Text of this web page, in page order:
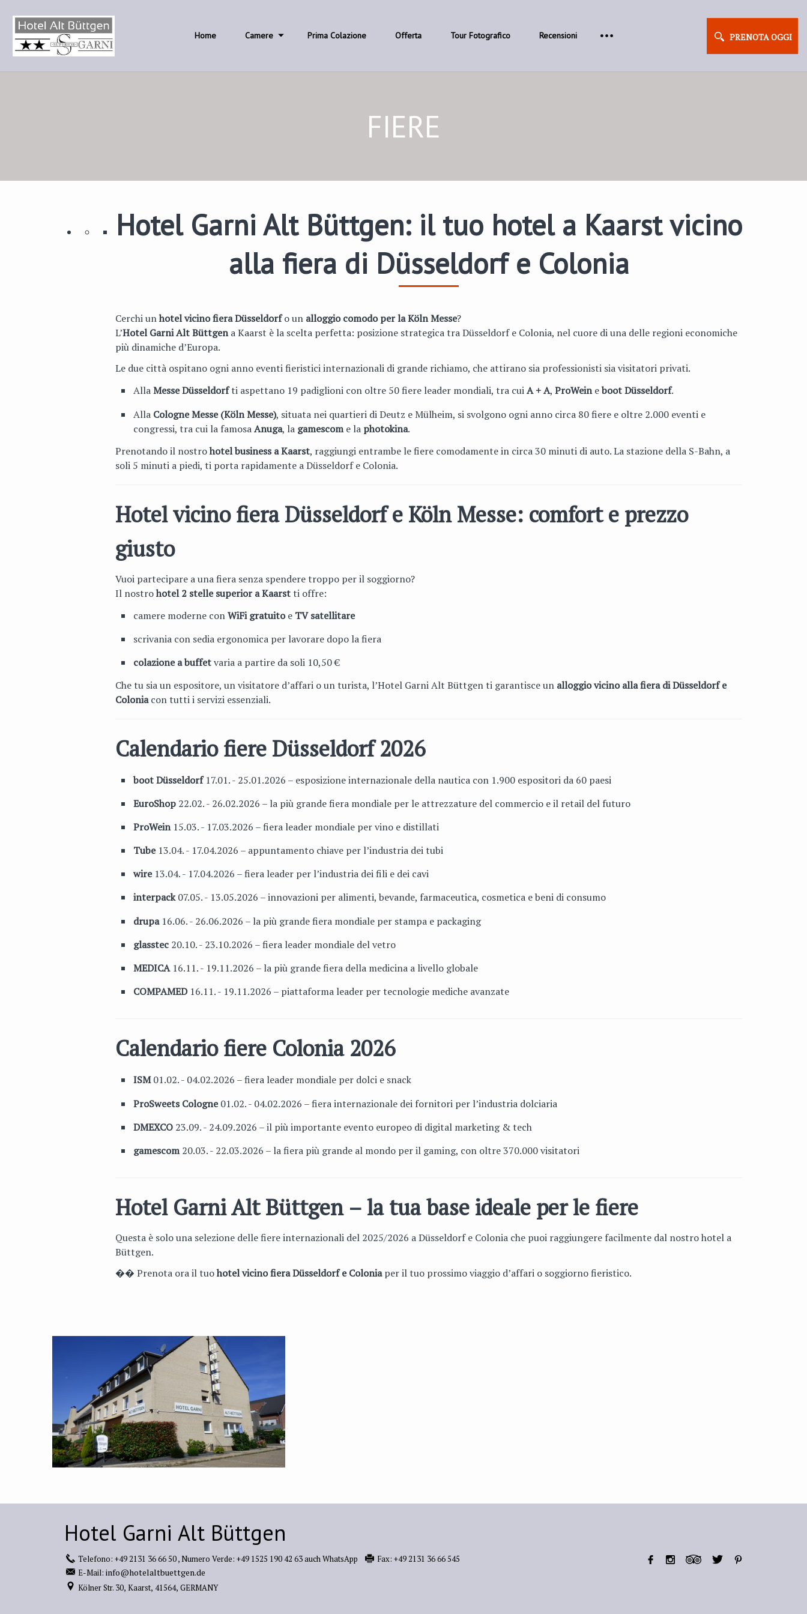
PRENOTA OGGI
Home Camere Prima Colazione Offerta Tour Fotografico Recensioni
FIERE
Hotel Garni Alt Büttgen: il tuo hotel a Kaarst vicino
alla fiera di Düsseldorf e Colonia
Cerchi unhotel vicino fiera Düsseldorfo un alloggio comodo per la Köln Messe?
L’Hotel Garni Alt Büttgena Kaarst è la scelta perfetta: posizione strategica tra Düsseldorf e Colonia, nel cuore di una delle regioni economiche
più dinamiche d’Europa.
Le due città ospitano ogni anno eventi fieristici internazionali di grande richiamo, che attirano sia professionisti sia visitatori privati.
AllaMesse Düsseldorfti aspettano 19 padiglioni con oltre 50 fiere leader mondiali, tra cuiA + A, ProWeineboot Düsseldorf.
Alla Cologne Messe (Köln Messe), situata nei quartieri di Deutz e Mülheim, si svolgono ogni anno circa 80 fiere e oltre 2.000 eventi e
congressi, tra cui la famosaAnuga, la gamescome la photokina.
Prenotando il nostrohotel business a Kaarst, raggiungi entrambe le fiere comodamente in circa 30 minuti di auto. La stazione della S-Bahn, a
soli 5 minuti a piedi, ti porta rapidamente a Düsseldorf e Colonia.
Hotel vicino fiera Düsseldorf e Köln Messe: comfort e prezzo
giusto
Vuoi partecipare a una fiera senza spendere troppo per il soggiorno?
Il nostrohotel 2 stelle superior a Kaarstti offre:
camere moderne conWiFi gratuitoe TV satellitare
scrivania con sedia ergonomica per lavorare dopo la fiera
colazione a buffetvaria a partire da soli 10,50 €
Che tu sia un espositore, un visitatore d’affari o un turista, l’Hotel Garni Alt Büttgen ti garantisce un alloggio vicino alla fiera di Düsseldorf e
Coloniacon tutti i servizi essenziali.
Calendario fiere Düsseldorf 2026
boot Düsseldorf17.01. - 25.01.2026 – esposizione internazionale della nautica con 1.900 espositori da 60 paesi
EuroShop 22.02. - 26.02.2026 – la più grande fiera mondiale per le attrezzature del commercio e il retail del futuro
ProWein15.03. - 17.03.2026 – fiera leader mondiale per vino e distillati
Tube13.04. - 17.04.2026 – appuntamento chiave per l’industria dei tubi
wire13.04. - 17.04.2026 – fiera leader per l’industria dei fili e dei cavi
interpack07.05. - 13.05.2026 – innovazioni per alimenti, bevande, farmaceutica, cosmetica e beni di consumo
drupa16.06. - 26.06.2026 – la più grande fiera mondiale per stampa e packaging
glasstec 20.10. - 23.10.2026 – fiera leader mondiale del vetro
MEDICA16.11. - 19.11.2026 – la più grande fiera della medicina a livello globale
COMPAMED16.11. - 19.11.2026 – piattaforma leader per tecnologie mediche avanzate
Calendario fiere Colonia 2026
ISM01.02. - 04.02.2026 – fiera leader mondiale per dolci e snack
ProSweets Cologne01.02. - 04.02.2026 – fiera internazionale dei fornitori per l’industria dolciaria
DMEXCO 23.09. - 24.09.2026 – il più importante evento europeo di digital marketing & tech
gamescom20.03. - 22.03.2026 – la fiera più grande al mondo per il gaming, con oltre 370.000 visitatori
Hotel Garni Alt Büttgen – la tua base ideale per le fiere
Questa è solo una selezione delle fiere internazionali del 2025/2026 a Düsseldorf e Colonia che puoi raggiungere facilmente dal nostro hotel a
Büttgen.
�� Prenota ora il tuohotel vicino fiera Düsseldorf e Coloniaper il tuo prossimo viaggio d’affari o soggiorno fieristico.
Hotel Garni Alt Büttgen
Telefono: +49 2131 36 66 50,Numero Verde: +49 1525 190 42 63 auch WhatsApp Fax: +49 2131 36 66 545
E-Mail: info@hotelaltbuettgen.de
Kölner Str. 30, Kaarst, 41564, GERMANY